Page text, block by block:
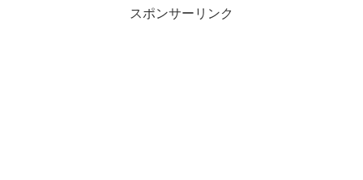
スポンサーリンク